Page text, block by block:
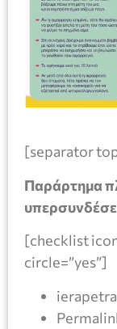
[separator
Παράρτημα
[checklist
circle=”yes”]